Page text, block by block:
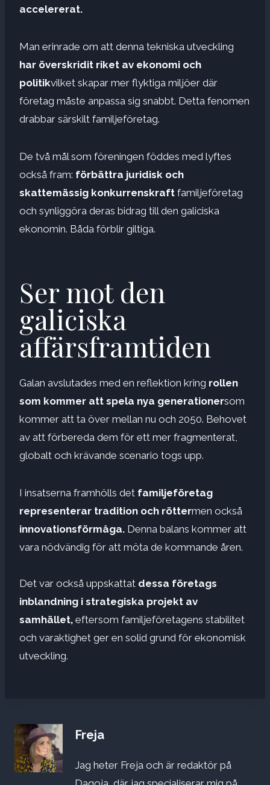
accelererat.
Man erinrade om att denna tekniska utveckling
har överskridit riket av ekonomi och
politikvilket skapar mer flyktiga miljöer där
företag måste anpassa sig snabbt. Detta fenomen
drabbar särskilt familjeföretag.
De två mål som föreningen föddes med lyftes
också fram: förbättra juridisk och
skattemässig konkurrenskraft familjeföretag
och synliggöra deras bidrag till den galiciska
ekonomin. Båda förblir giltiga.
Ser mot den
galiciska
affärsframtiden
Galan avslutades med en reflektion kring rollen
som kommer att spela nya generationersom
kommer att ta över mellan nu och 2050. Behovet
av att förbereda dem för ett mer fragmenterat,
globalt och krävande scenario togs upp.
I insatserna framhölls det familjeföretag
representerar tradition och röttermen också
innovationsförmåga. Denna balans kommer att
vara nödvändig för att möta de kommande åren.
Det var också uppskattat dessa företags
inblandning i strategiska projekt av
samhället, eftersom familjeföretagens stabilitet
och varaktighet ger en solid grund för ekonomisk
utveckling.
Freja
Jag heter Freja och är redaktör på